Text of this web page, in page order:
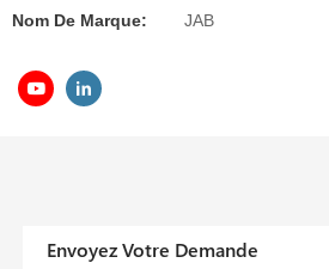
Nom De Marque: JAB
Envoyez Votre Demande